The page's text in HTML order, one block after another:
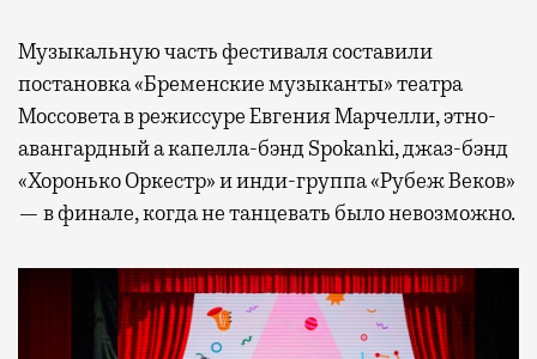
Музыкальную часть фестиваля составили
постановка «Бременские музыканты» театра
Моссовета в режиссуре Евгения Марчелли, этно-
авангардный а капелла-бэнд Spokanki, джаз-бэнд
«Хоронько Оркестр» и инди-группа «Рубеж Веков»
— в финале, когда не танцевать было невозможно.